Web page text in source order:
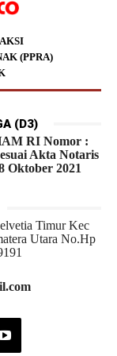
(PPRA)
(D3)
RI Nomor :
Akta Notaris
Oktober 2021
Timur Kec
Utara No.Hp